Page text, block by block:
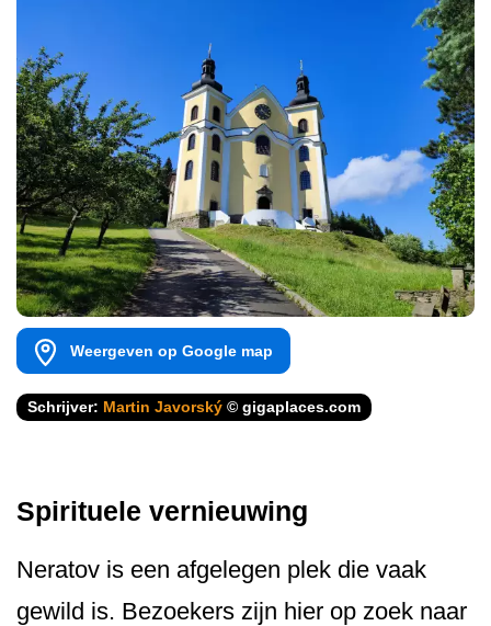
Weergeven op Google map
Schrijver: Martin Javorský © gigaplaces.com
Spirituele vernieuwing
Neratov is een afgelegen plek die vaak
gewild is. Bezoekers zijn hier op zoek naar